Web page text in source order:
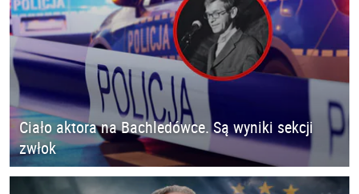
Ciało aktora na Bachledówce. Są wyniki sekcji
zwłok